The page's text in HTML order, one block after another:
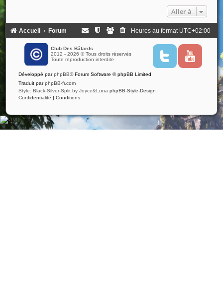
Aller à
Accueil Forum Heures au format UTC+02:00
Club Des Bâtards
2012 - 2026 © Tous droits réservés
Toute reproduction interdite
T
i
Y
u
Développé parphpBB® Forum Software © phpBB Limited
Traduit parphpBB-fr.com
Style: Black-Silver-Split by Joyce&Luna phpBB-Style-Design
Confidentialité | Conditions